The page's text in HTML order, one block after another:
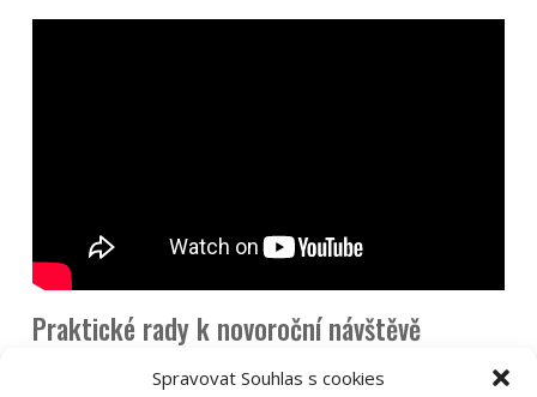
Spravovat Souhlas s cookies
Praktické rady k novoroční návštěvě
Kdy se vydáváme za dobrodružstvím? Hned